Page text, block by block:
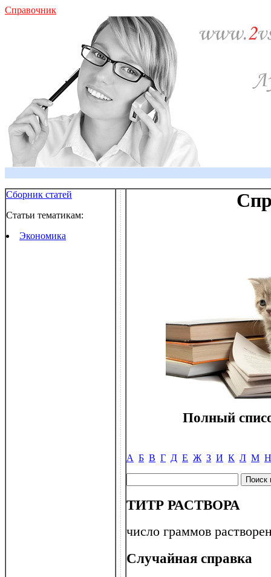
Справочник
Сборник статей
Статьи тематикам:
Экономика
Полный
А Б В Г Д Е Ж З И К Л М Н
ТИТР РАСТВОРА
число граммов
Случайная справка